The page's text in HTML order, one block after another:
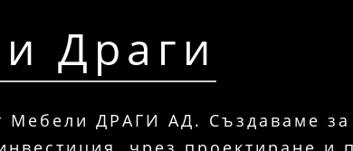
Драги
Мебели ДРАГИ АД. Създаваме за